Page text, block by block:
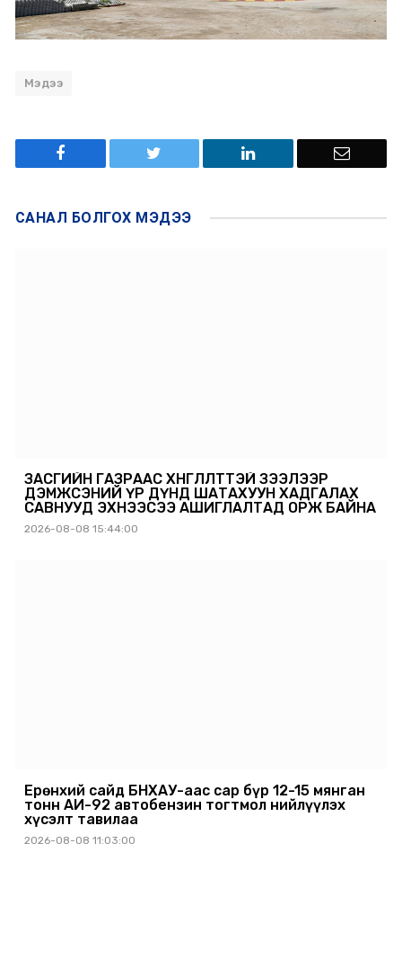
Мэдээ
САНАЛ БОЛГОХ МЭДЭЭ
ЗАСГИЙН ГАЗРААС ХӨНГӨЛӨЛТТЭЙ ЗЭЭЛЭЭР
ДЭМЖСЭНИЙ ҮР ДҮНД ШАТАХУУН ХАДГАЛАХ
САВНУУД ЭХНЭЭСЭЭ АШИГЛАЛТАД ОРЖ БАЙНА
2026-08-08 15:44:00
Ерөнхий сайд БНХАУ-аас сар бүр 12-15 мянган
тонн АИ-92 автобензин тогтмол нийлүүлэх
хүсэлт тавилаа
2026-08-08 11:03:00